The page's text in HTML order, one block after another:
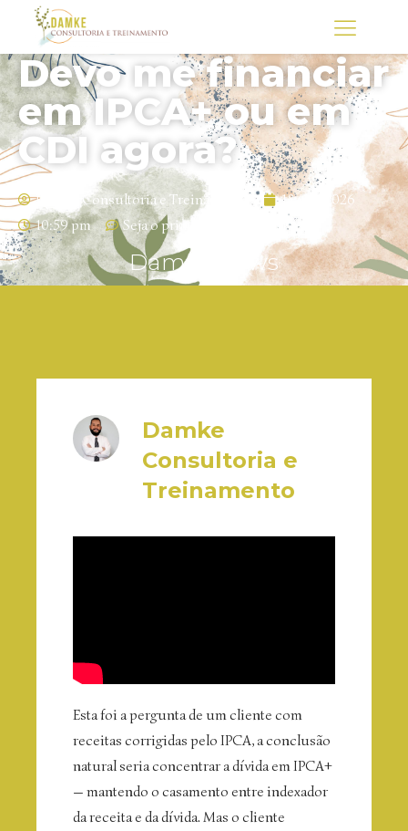
Devo me financiar
em IPCA+ ou em
CDI agora?
Damke Consultoria e Treinamento
18/05/2026
10:59 pm
Seja o primeiro a comentar
Damke News
Damke
Consultoria e
Treinamento
Esta foi a pergunta de um cliente com
receitas corrigidas pelo IPCA, a conclusão
natural seria concentrar a dívida em IPCA+
— mantendo o casamento entre indexador
da receita e da dívida. Mas o cliente